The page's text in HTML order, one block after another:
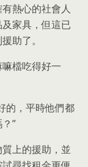
熱心的社會人
家具，但這已
助了。
檔吃得好一
的，平時他們都
”
上的援助，並